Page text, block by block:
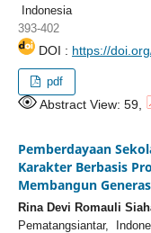
Indonesia
393-402
DOI : https://
pdf
Abstract View: 59,
Pemberdayaan
Karakter Berbasis
Membangun
Rina Devi Romauli
Pematangsiantar,